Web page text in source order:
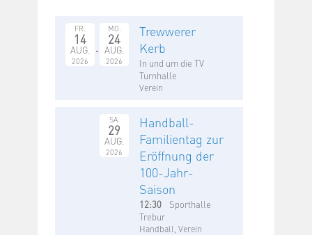
FR.
14
AUG.
2026
MO.
24
AUG.
2026
Trewwerer
Kerb
In und um die TV
Turnhalle
Verein
SA.
29
AUG.
2026
Handball-
Familientag zur
Eröffnung der
100-Jahr-
Saison
12:30
Sporthalle
Trebur
Handball, Verein